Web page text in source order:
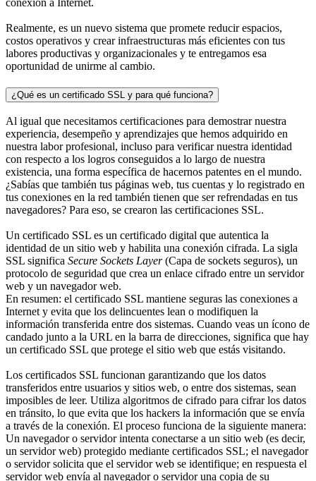
Realmente, es un nuevo sistema que promete reducir espacios,
costos operativos y crear infraestructuras más eficientes con tus
labores productivas y organizacionales y te entregamos esa
oportunidad de unirme al cambio.
¿Qué es un certificado SSL y para qué funciona?
Al igual que necesitamos certificaciones para demostrar nuestra
experiencia, desempeño y aprendizajes que hemos adquirido en
nuestra labor profesional, incluso para verificar nuestra identidad
con respecto a los logros conseguidos a lo largo de nuestra
existencia, una forma específica de hacernos patentes en el mundo.
¿Sabías que también tus páginas web, tus cuentas y lo registrado en
tus conexiones en la red también tienen que ser refrendadas en tus
navegadores? Para eso, se crearon las certificaciones SSL.
Un certificado SSL es un certificado digital que autentica la
identidad de un sitio web y habilita una conexión cifrada. La sigla
SSL significa Secure Sockets Layer(Capa de sockets seguros), un
protocolo de seguridad que crea un enlace cifrado entre un servidor
web y un navegador web.
En resumen: el certificado SSL mantiene seguras las conexiones a
Internet y evita que los delincuentes lean o modifiquen la
información transferida entre dos sistemas. Cuando veas un ícono de
candado junto a la URL en la barra de direcciones, significa que hay
un certificado SSL que protege el sitio web que estás visitando.
Los certificados SSL funcionan garantizando que los datos
transferidos entre usuarios y sitios web, o entre dos sistemas, sean
imposibles de leer. Utiliza algoritmos de cifrado para cifrar los datos
en tránsito, lo que evita que los hackers la información que se envía
a través de la conexión. El proceso funciona de la siguiente manera:
Un navegador o servidor intenta conectarse a un sitio web (es decir,
un servidor web) protegido mediante certificados SSL; el navegador
o servidor solicita que el servidor web se identifique; en respuesta el
servidor web envía al navegador o servidor una copia de su